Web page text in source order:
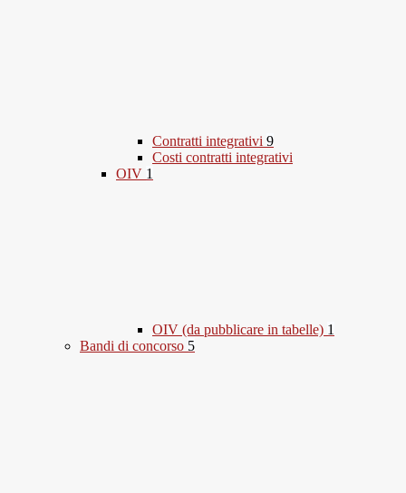
Contratti integrativi 9
Costi contratti integrativi
OIV 1
OIV (da pubblicare in tabelle) 1
Bandi di concorso 5